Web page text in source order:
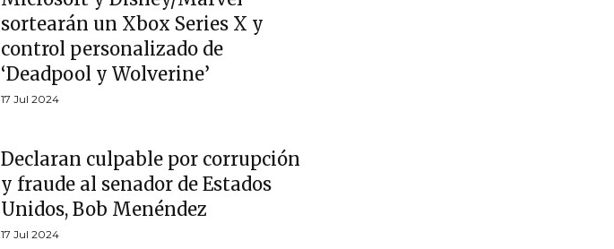
sortearán un Xbox Series X y
control personalizado de
‘Deadpool y Wolverine’
17 Jul 2024
Declaran culpable por corrupción
y fraude al senador de Estados
Unidos, Bob Menéndez
17 Jul 2024